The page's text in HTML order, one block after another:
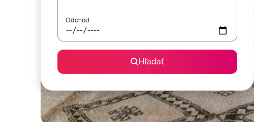
Odchod
Hľadať